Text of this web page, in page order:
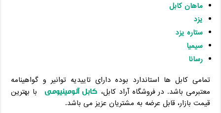
ماهان کابل
یزد
ستاره یزد
سیمیا
رسانا
تمامی کابل ها استاندارد بوده دارای تاییدیه توانیر و گواهینامه
معتبرمی باشد. در فروشگاه آراد کابل، کابل آلومینیومی
با بهترین
قیمت بازار، قابل عرضه به مشتریان عزیز می باشد.